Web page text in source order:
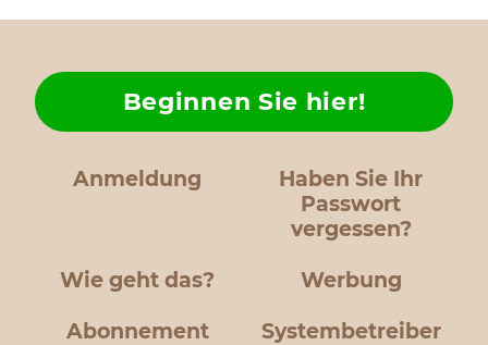
Anmeldung
Haben Sie Ihr
Passwort
vergessen?
Wie geht das?
Beginnen Sie hier!
Werbung
Abonnement Systembetreiber